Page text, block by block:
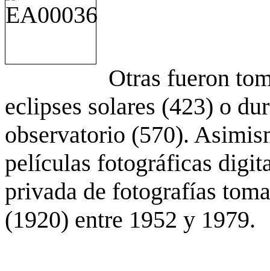
Otras fueron
eclipses solares (423) o
observatorio (570).
películas fotográficas
privada de fotografías
(1920) entre 1952 y 1979.